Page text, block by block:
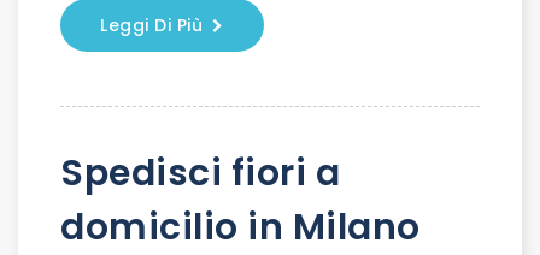
Leggi Di Più
Spedisci fiori a
domicilio in Milano